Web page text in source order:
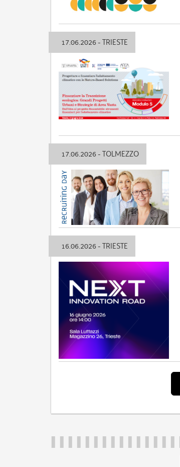
17.06.2026 - TRIESTE
17.06.2026 - TOLMEZZO
16.06.2026 - TRIESTE